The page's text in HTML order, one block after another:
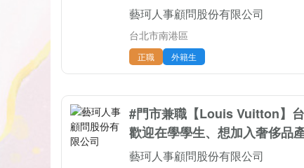
藝珂人事顧問股份有限公司
台北市南港區
正職 外籍生
#門市兼職【Louis Vuitton】
歡迎在學學生、想加入奢侈品
藝珂人事顧問股份有限公司